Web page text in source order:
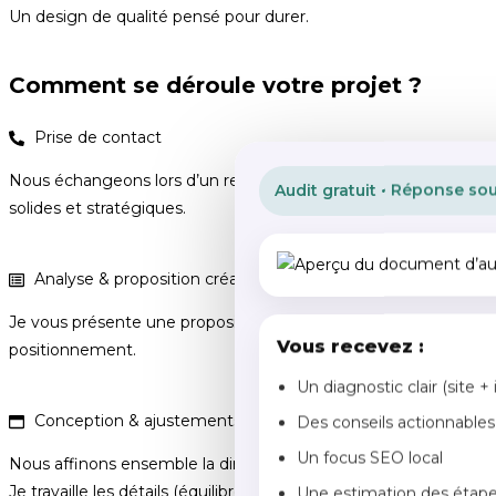
Un design de qualité pensé pour durer.
Comment se déroule votre projet ?
Prise de contact
Nous échangeons lors d’un rendez-vous (visio ou téléphone)
solides et stratégiques.
Analyse & proposition créative
Je vous présente une proposition d’univers visuel cohérente
positionnement.
Conception & ajustements
Nous affinons ensemble la direction choisie.
Je travaille les détails (équilibre, lisibilité, déclinaisons) jusqu’à
Audit gratuit • Réponse
Vous recevez :
Un diagnostic clair (site +
Des conseils actionnables
Un focus SEO local